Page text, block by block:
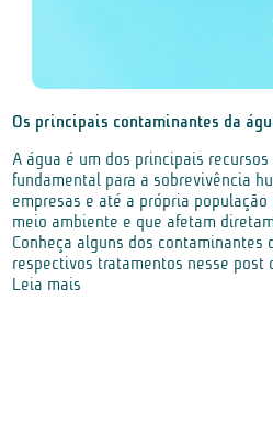
Os principais contaminantes da
A água é um dos principais
fundamental para a sobrevivência
empresas e até a própria
meio ambiente e que afetam
Conheça alguns dos contaminantes
respectivos tratamentos nesse post
Leia mais